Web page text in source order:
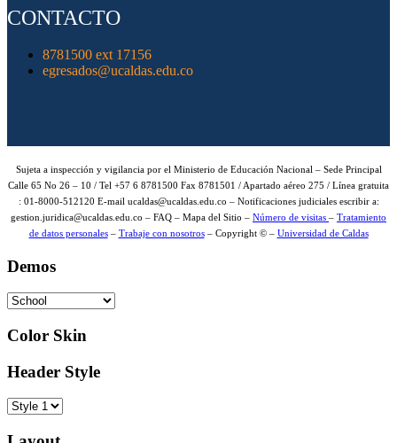
CONTACTO
8781500 ext 17156
egresados@ucaldas.edu.co
Sujeta a inspección y vigilancia por el Ministerio de Educación Nacional – Sede Principal
Calle 65 No 26 – 10 / Tel +57 6 8781500 Fax 8781501 / Apartado aéreo 275 / Línea gratuita
: 01-8000-512120 E-mail ucaldas@ucaldas.edu.co – Notificaciones judiciales escribir a:
gestion.juridica@ucaldas.edu.co – FAQ – Mapa del Sitio – Número de visitas – Tratamiento
de datos personales– Trabaje con nosotros– Copyright © – Universidad de Caldas
Demos
Color Skin
Header Style